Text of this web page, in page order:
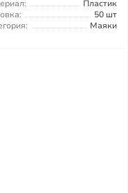
Пластик
50 шт
Маяки